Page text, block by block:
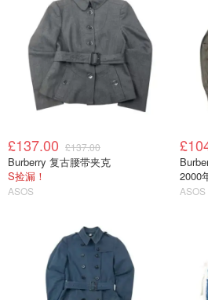
£137.00 £137.00
Burberry 复古腰带夹克
S捡漏！
ASOS
2000
ASOS